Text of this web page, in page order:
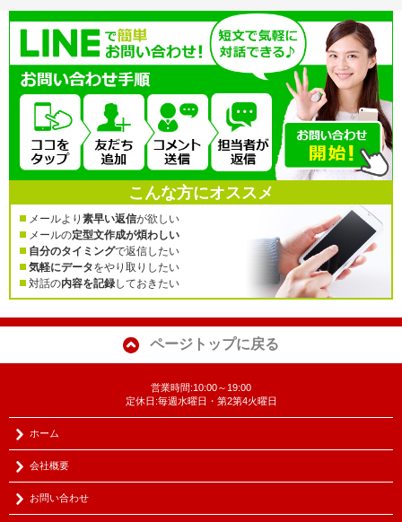
こんな方にオススメ
メールより 素早い返信が欲しい
メールの定型文作成が煩わしい
自分のタイミングで返信したい
気軽にデータをやり取りしたい
対話の内容を記録しておきたい
ページトップに戻る
営業時間:10:00～19:00
定休日:毎週水曜日・第2第4火曜日
ホーム
会社概要
お問い合わせ